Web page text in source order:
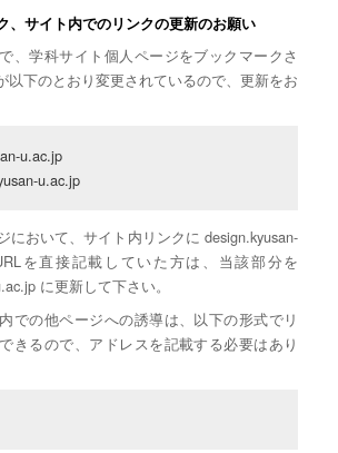
、サイト内でのリンクの更新のお願い
、学科サイト個人ページをブックマークさ
以下のとおり変更されているので、更新をお
u.ac.jp
u.ac.jp
において、サイト内リンクに design.kyusan-
を直接記載していた方は、当該部分を
に更新して下さい。
での他ページへの誘導は、以下の形式でリ
きるので、アドレスを記載する必要はあり